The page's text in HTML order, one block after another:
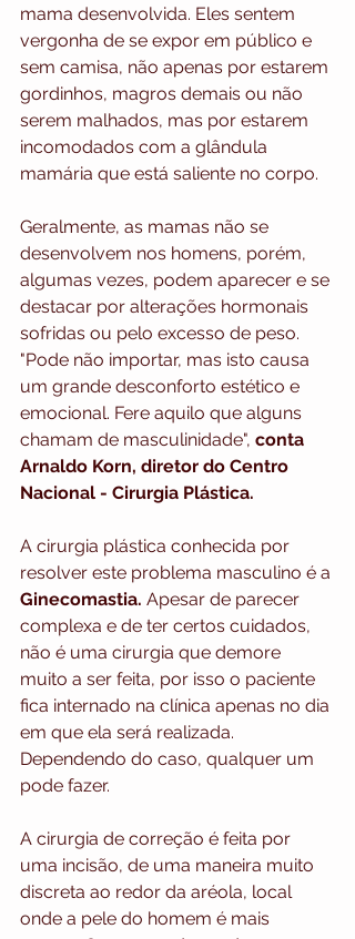
mama desenvolvida. Eles sentem
vergonha de se expor em público e
sem camisa, não apenas por estarem
gordinhos, magros demais ou não
serem malhados, mas por estarem
incomodados com a glândula
mamária que está saliente no corpo.
Geralmente, as mamas não se
desenvolvem nos homens, porém,
algumas vezes, podem aparecer e se
destacar por alterações hormonais
sofridas ou pelo excesso de peso.
"Pode não importar, mas isto causa
um grande desconforto estético e
emocional. Fere aquilo que alguns
chamam de masculinidade", conta
Arnaldo Korn, diretor do Centro
Nacional - Cirurgia Plástica.
A cirurgia plástica conhecida por
resolver este problema masculino é a
Ginecomastia. Apesar de parecer
complexa e de ter certos cuidados,
não é uma cirurgia que demore
muito a ser feita, por isso o paciente
fica internado na clínica apenas no dia
em que ela será realizada.
Dependendo do caso, qualquer um
pode fazer.
A cirurgia de correção é feita por
uma incisão, de uma maneira muito
discreta ao redor da aréola, local
onde a pele do homem é mais